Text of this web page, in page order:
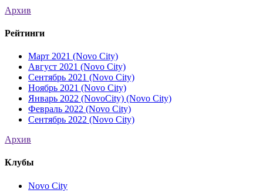
Архив
Рейтинги
Март 2021 (Novo City)
Август 2021 (Novo City)
Сентябрь 2021 (Novo City)
Ноябрь 2021 (Novo City)
Январь 2022 (NovoCity) (Novo City)
Февраль 2022 (Novo City)
Сентябрь 2022 (Novo City)
Архив
Клубы
Novo City